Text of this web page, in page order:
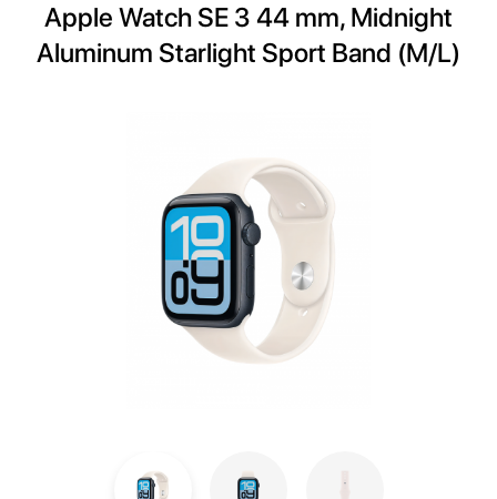
Apple Watch SE 3 44 mm, Midnight
Aluminum Starlight Sport Band (M/L)